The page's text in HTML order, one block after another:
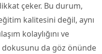
çeker. Bu durum,
kalitesini değil, aynı
kolaylığını ve
da göz önünde